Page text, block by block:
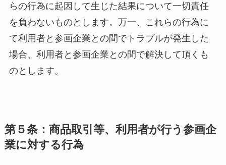
らの行為に起因して生じた結果について一切責任
を負わないものとします。万一、これらの行為に
て利用者と参画企業との間でトラブルが発生した
場合、利用者と参画企業との間で解決して頂くも
のとします。
第５条：商品取引等、利用者が行う参画企
業に対する行為